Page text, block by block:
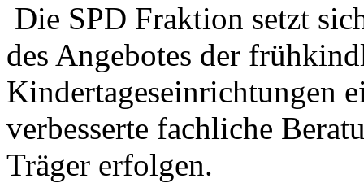
Die SPD Fraktion setzt
des Angebotes der
Kindertageseinrichtungen
verbesserte fachliche
Träger erfolgen.